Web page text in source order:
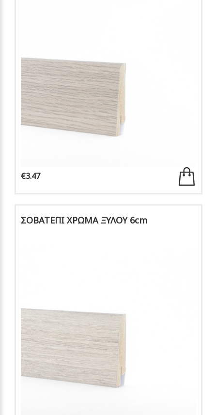
€3.47
ΣΟΒΑΤΕΠΙ ΧΡΩΜΑ ΞΥΛΟΥ 6cm